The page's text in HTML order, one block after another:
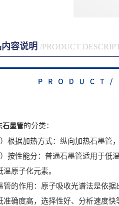
容说明 /PRODUCT
石墨管的分类：
据加热方式：纵向加热石墨管，
性能分：普通石墨管适用于低温
温原子化元素。
作用：原子吸收光谱法是依据
准确度高，选择性好、分析速度